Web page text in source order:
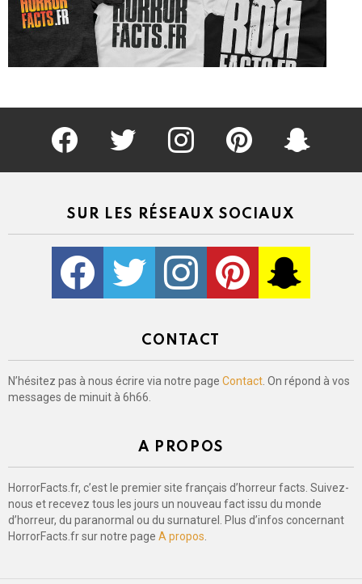
Facebook Twitter Instagram Pinterest kljlkjlkj
SUR LES RÉSEAUX SOCIAUX
Facebook Twitter Instagram Pinterest kljlkjlkj
CONTACT
N’hésitez pas à nous écrire via notre page Contact . On répond à vos
messages de minuit à 6h66.
A PROPOS
HorrorFacts.fr, c’est le premier site français d’horreur facts. Suivez-
nous et recevez tous les jours un nouveau fact issu du monde
d’horreur, du paranormal ou du surnaturel. Plus d’infos concernant
HorrorFacts.fr sur notre page A propos